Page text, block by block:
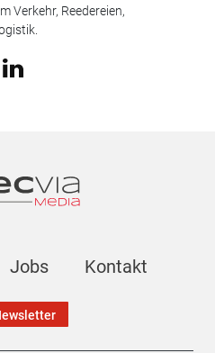
Verkehr, Reedereien,
Jobs Kontakt